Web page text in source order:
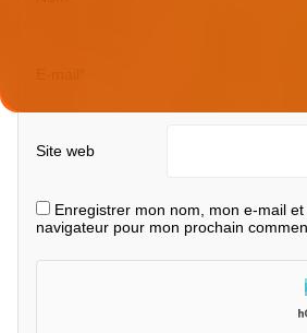
Site web
Enregistrer mon nom, mon e-mail
navigateur pour mon prochain